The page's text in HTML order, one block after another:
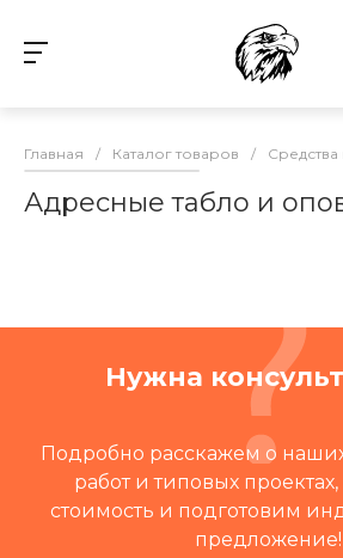
Главная / Каталог товаров /
Адресные табло и
Нужна
Подробно расскажем о наших
работ и типовых
стоимость и подготовим
предложение!